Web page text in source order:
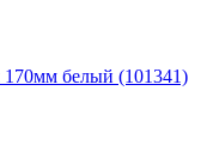
белый (101341)